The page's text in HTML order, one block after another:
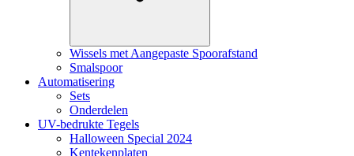
Wissels met Aangepaste Spoorafstand
Smalspoor
Automatisering
Sets
Onderdelen
UV-bedrukte Tegels
Halloween Special 2024
Kentekenplaten